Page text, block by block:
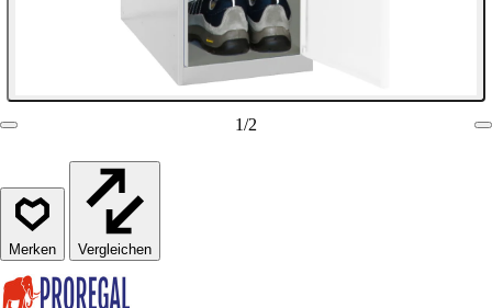
1/2
Vergleichen